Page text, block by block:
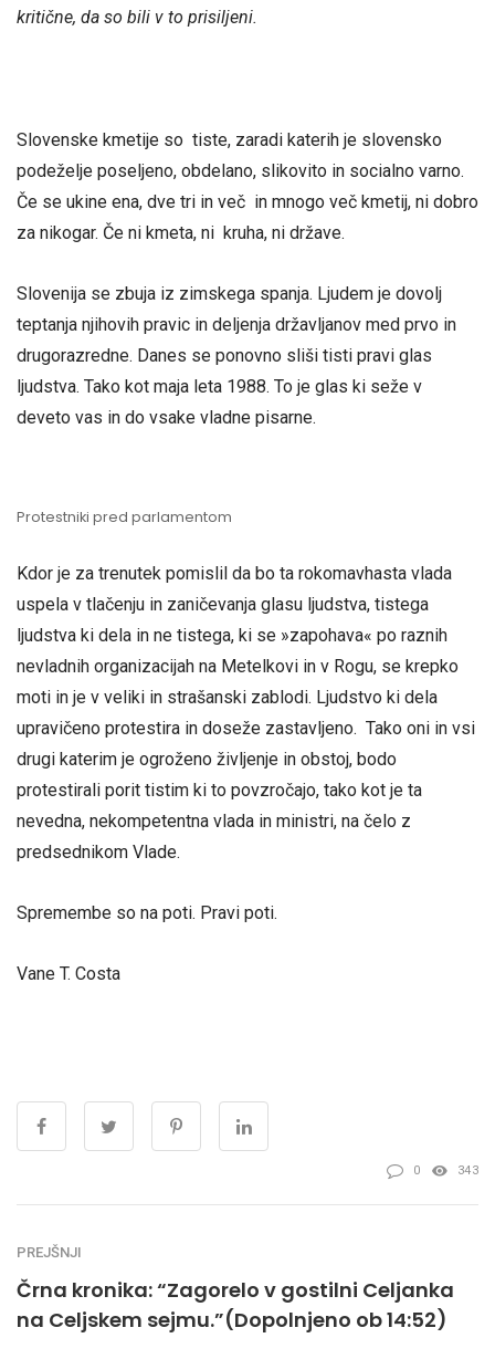
kritične, da so bili v to prisiljeni.
Slovenske kmetije so tiste, zaradi katerih je slovensko
podeželje poseljeno, obdelano, slikovito in socialno varno.
Če se ukine ena, dve tri in več in mnogo več kmetij, ni dobro
za nikogar. Če ni kmeta, ni kruha, ni države.
Slovenija se zbuja iz zimskega spanja. Ljudem je dovolj
teptanja njihovih pravic in deljenja državljanov med prvo in
drugorazredne. Danes se ponovno sliši tisti pravi glas
ljudstva. Tako kot maja leta 1988. To je glas ki seže v
deveto vas in do vsake vladne pisarne.
Protestniki pred parlamentom
Kdor je za trenutek pomislil da bo ta rokomavhasta vlada
uspela v tlačenju in zaničevanja glasu ljudstva, tistega
ljudstva ki dela in ne tistega, ki se »zapohava« po raznih
nevladnih organizacijah na Metelkovi in v Rogu, se krepko
moti in je v veliki in strašanski zablodi. Ljudstvo ki dela
upravičeno protestira in doseže zastavljeno. Tako oni in vsi
drugi katerim je ogroženo življenje in obstoj, bodo
protestirali porit tistim ki to povzročajo, tako kot je ta
nevedna, nekompetentna vlada in ministri, na čelo z
predsednikom Vlade.
Spremembe so na poti. Pravi poti.
Vane T. Costa
0 343
PREJŠNJI
Črna kronika: “Zagorelo v gostilni Celjanka
na Celjskem sejmu.”(Dopolnjeno ob 14:52)